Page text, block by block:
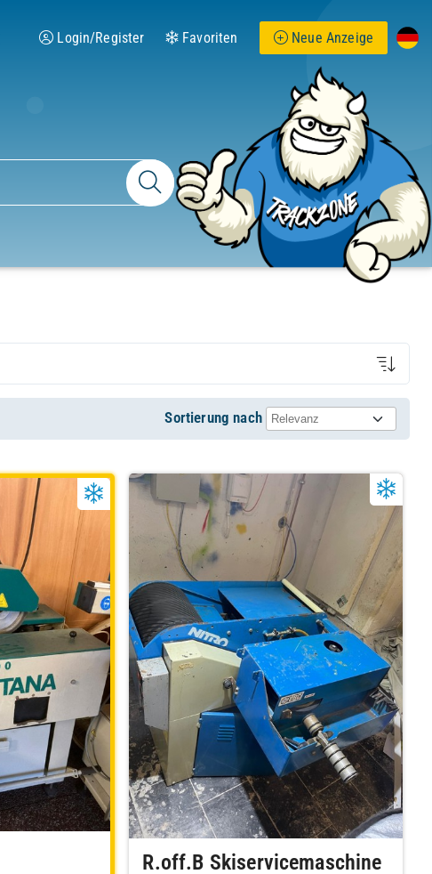
Login/Register Favoriten Neue Anzeige
Sortierung nach
R.off.B Skiservicemaschine